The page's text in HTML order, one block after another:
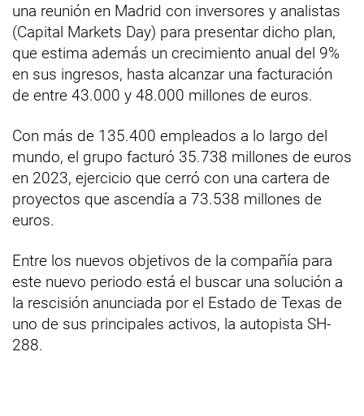
una reunión en Madrid con inversores y analistas
(Capital Markets Day) para presentar dicho plan,
que estima además un crecimiento anual del 9%
en sus ingresos, hasta alcanzar una facturación
de entre 43.000 y 48.000 millones de euros.
Con más de 135.400 empleados a lo largo del
mundo, el grupo facturó 35.738 millones de euros
en 2023, ejercicio que cerró con una cartera de
proyectos que ascendía a 73.538 millones de
euros.
Entre los nuevos objetivos de la compañía para
este nuevo periodo está el buscar una solución a
la rescisión anunciada por el Estado de Texas de
uno de sus principales activos, la autopista SH-
288.